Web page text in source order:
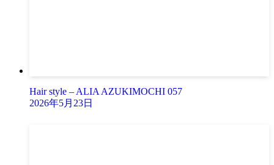
Hair style – ALIA AZUKIMOCHI 057
2026年5月23日